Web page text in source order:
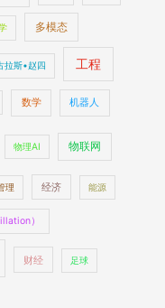
多模态
拉斯•赵四 工程
数学 机器人
物理AI 物联网
理 经济 能源
）
财经 足球